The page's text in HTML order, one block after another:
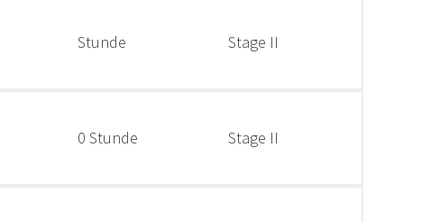
Stunde Stage II
0 Stunde Stage II